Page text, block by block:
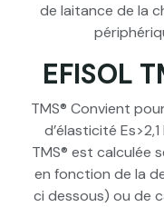
de laitance de la
EFISOL
TMS® Convient
d’élasticité
TMS® est calculée
en fonction de la
ci dessous) ou de